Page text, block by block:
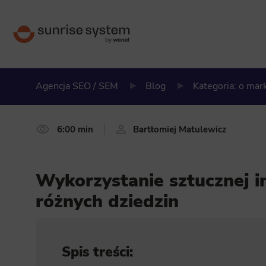
Agencja SEO / SEM Blog Kategoria: o
6:00 min Bartłomiej Matulewicz
Wykorzystanie sztucznej
różnych dziedzin
Spis treści: